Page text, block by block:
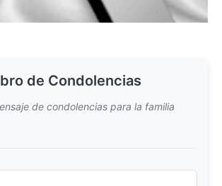
de Condolencias
de condolencias para la familia